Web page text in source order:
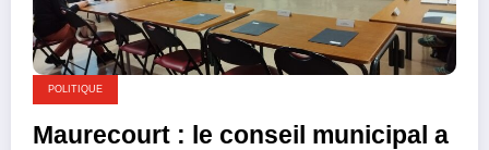
POLITIQUE
Maurecourt : le conseil municipal a